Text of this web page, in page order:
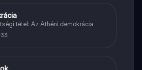
tétel: Az Athéni demokrácia
33